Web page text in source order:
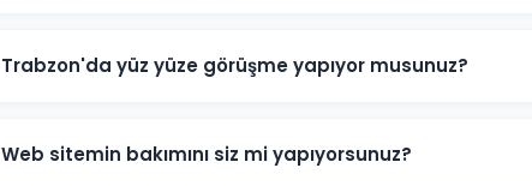
edilmektedir. Projenin kapsamına göre süre değişebilir.
Trabzon'da yüz yüze görüşme yapıyor musunuz?
detaylarını birlikte değerlendirebiliriz.
Web sitemin bakımını siz mi yapıyorsunuz?